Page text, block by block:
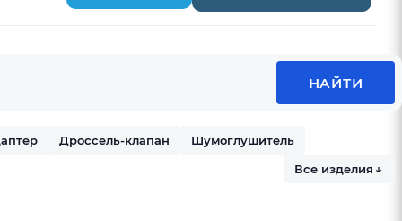
Дроссель-клапан
Шумоглушитель
Все изделия ↓